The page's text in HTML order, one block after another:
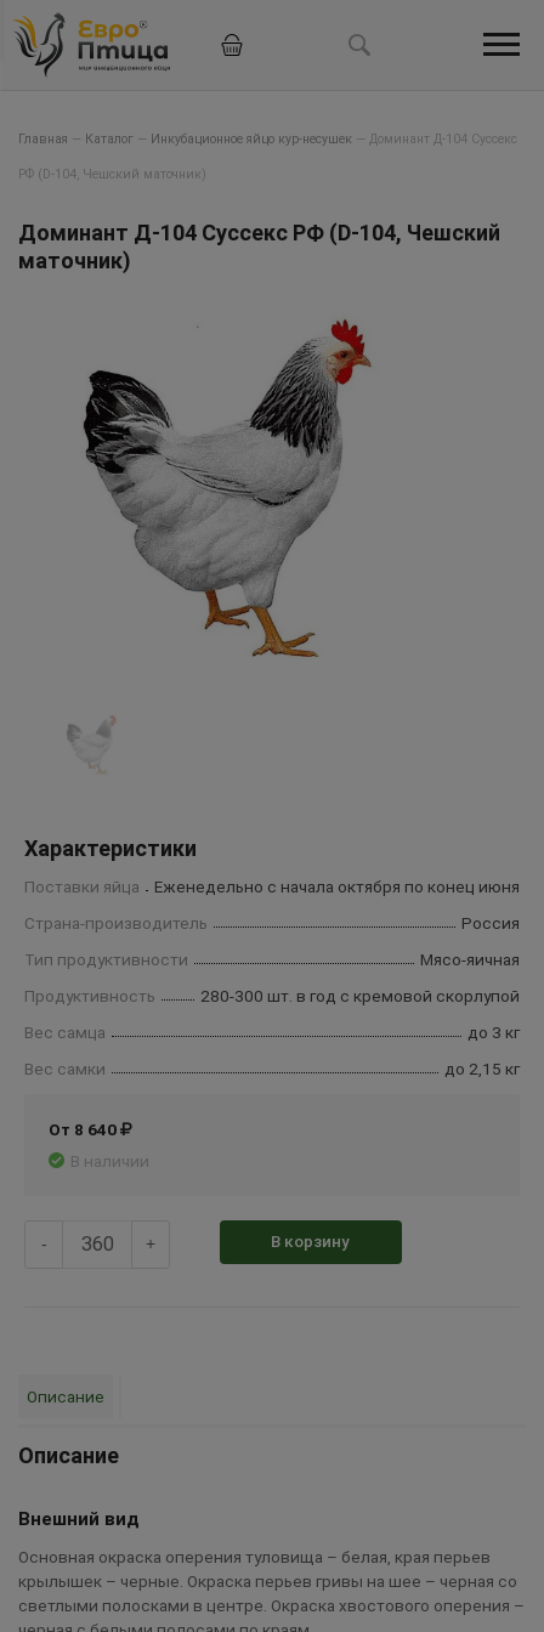
Главная — Каталог — Инкубационное яйцо кур-несушек — Доминант Д-104 Суссекс
РФ (D-104, Чешский маточник)
Доминант Д-104 Суссекс РФ (D-104, Чешский
маточник)
От 8 640
В наличии
Характеристики
Поставки яйца
Еженедельно с начала октября по конец июня
Страна-производитель
Россия
Тип продуктивности
Мясо-яичная
Продуктивность
280-300 шт. в год с кремовой скорлупой
Вес самца
до 3 кг
Вес самки
до 2,15 кг
- + В корзину
Описание
Описание
Внешний вид
Основная окраска оперения туловища – белая, края перьев
крылышек – черные. Окраска перьев гривы на шее – черная со
светлыми полосками в центре. Окраска хвостового оперения –